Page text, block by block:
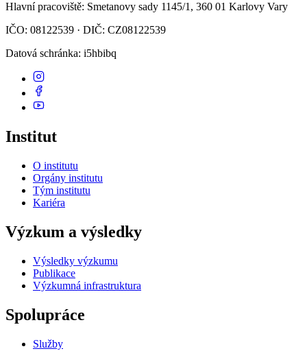
Hlavní pracoviště: Smetanovy sady 1145/1, 360 01 Karlovy Vary
IČO: 08122539 · DIČ: CZ08122539
Datová schránka: i5hbibq
Institut
O institutu
Orgány institutu
Tým institutu
Kariéra
Výzkum a výsledky
Výsledky výzkumu
Publikace
Výzkumná infrastruktura
Spolupráce
Služby